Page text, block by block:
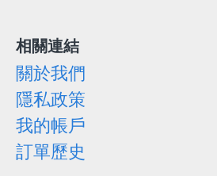
相關連結
關於我們
隱私政策
我的帳戶
訂單歷史